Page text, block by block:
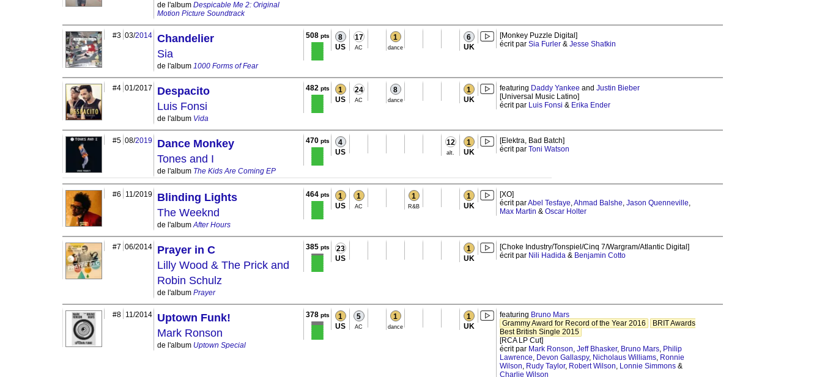
de l'album Despicable Me 2: Original
Motion Picture Soundtrack
#3 03/2014 Chandelier
Sia
de l'album 1000 Forms of Fear
508pts 8
US
17
AC
1
dance
6
UK
[Monkey Puzzle Digital]
écrit par Sia Furler & Jesse Shatkin
#4 01/2017
Despacito
Luis Fonsi
de l'album Vida
482 pts 1
US
24
AC
8
dance
1
UK
featuring Daddy Yankee and Justin Bieber
[Universal Music Latino]
écrit par Luis Fonsi & Erika Ender
#5 08/2019
Dance Monkey
Tones and I
de l'album The Kids Are Coming EP
470pts 4
US
12
alt.
1
UK
[Elektra, Bad Batch]
écrit par Toni Watson
#6 11/2019
Blinding Lights
The Weeknd
de l'albumAfter Hours
464pts 1
US
1
AC
1
R&B
1
UK
[XO]
écrit parAbel Tesfaye,Ahmad Balshe, Jason Quenneville,
Max Martin & Oscar Holter
#7 06/2014
Prayer in C
Lilly Wood & The Prick and
Robin Schulz
de l'album Prayer
385pts 23
US
1
UK
[Choke Industry/Tonspiel/Cinq 7/Wargram/Atlantic Digital]
écrit par Nili Hadida & Benjamin Cotto
#8 11/2014
Uptown Funk!
Mark Ronson
de l'album Uptown Special
378pts 1
US
5
AC
1
dance
1
UK
featuring Bruno Mars
Grammy Award for Record of the Year 2016
BRIT Awards
Best British Single 2015
[RCA LP Cut]
écrit par Mark Ronson, Jeff Bhasker, Bruno Mars, Philip
Lawrence, Devon Gallaspy, Nicholaus Williams, Ronnie
Wilson, Rudy Taylor, Robert Wilson, Lonnie Simmons &
Charlie Wilson